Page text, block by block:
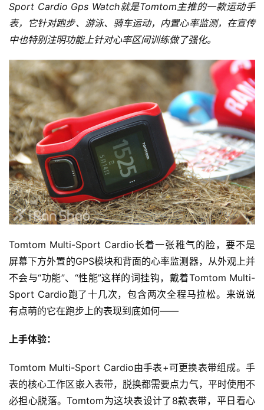
Sport Cardio Gps Watch就是Tomtom主推的一款运动手
表，它针对跑步、游泳、骑车运动，内置心率监测，在宣传
中也特别注明功能上针对心率区间训练做了强化。
Tomtom Multi-Sport Cardio长着一张稚气的脸，要不是
屏幕下方外置的GPS模块和背面的心率监测器，从外观上并
不会与“功能”、“性能”这样的词挂钩，戴着Tomtom Multi-
Sport Cardio跑了十几次，包含两次全程马拉松。来说说
有点萌的它在跑步上的表现到底如何——
上手体验：
Tomtom Multi-Sport Cardio由手表+可更换表带组成。 手
表的核心工作区嵌入表带，脱换都需要点力气，平时使用不
必担心脱落。Tomtom为这块表设计了8款表带，平日看心